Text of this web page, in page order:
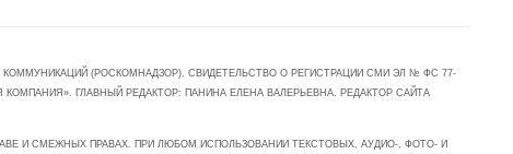
(РОСКОМНАДЗОР). СВИДЕТЕЛЬСТВО О РЕГИСТРАЦИИ СМИ ЭЛ № ФС 77-
ГЛАВНЫЙ РЕДАКТОР: ПАНИНА ЕЛЕНА ВАЛЕРЬЕВНА. РЕДАКТОР САЙТА
И СМЕЖНЫХ ПРАВАХ. ПРИ ЛЮБОМ ИСПОЛЬЗОВАНИИ ТЕКСТОВЫХ, АУДИО-, ФОТО- И